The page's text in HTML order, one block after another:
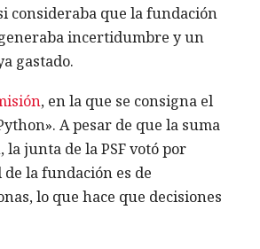
consideraba que la fundación
incertidumbre y un
gastado.
, en la que se consigna el
A pesar de que la suma
junta de la PSF votó por
la fundación es de
lo que hace que decisiones